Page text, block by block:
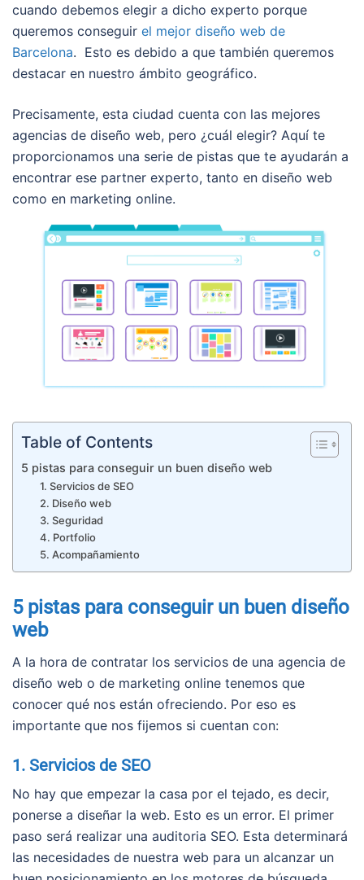
cuando debemos elegir a dicho experto porque
queremos conseguir el mejor diseño web de
Barcelona. Esto es debido a que también queremos
destacar en nuestro ámbito geográfico.
Precisamente, esta ciudad cuenta con las mejores
agencias de diseño web, pero ¿cuál elegir? Aquí te
proporcionamos una serie de pistas que te ayudarán a
encontrar ese partner experto, tanto en diseño web
como en marketing online.
Table of Contents
5 pistas para conseguir un buen diseño web
1. Servicios de SEO
2. Diseño web
3. Seguridad
4. Portfolio
5. Acompañamiento
5 pistas para conseguir un buen diseño
web
A la hora de contratar los servicios de una agencia de
diseño web o de marketing online tenemos que
conocer qué nos están ofreciendo. Por eso es
importante que nos fijemos si cuentan con:
1. Servicios de SEO
No hay que empezar la casa por el tejado, es decir,
ponerse a diseñar la web. Esto es un error. El primer
paso será realizar una auditoria SEO. Esta determinará
las necesidades de nuestra web para un alcanzar un